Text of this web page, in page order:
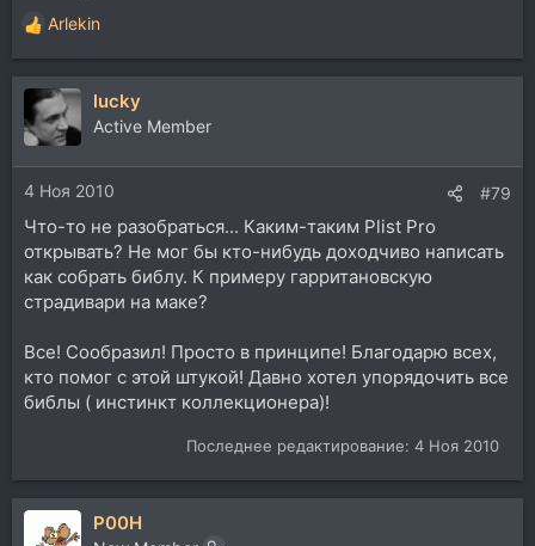
Р
е
а
ц
и
и
:
Arlekin
lucky
Active Member
4 Ноя 2010 #79
Что-то не разобраться... Каким-таким Plist Pro
открывать? Не мог бы кто-нибудь доходчиво написать
как собрать библу. К примеру гарритановскую
страдивари на маке?
Все! Сообразил! Просто в принципе! Благодарю всех,
кто помог с этой штукой! Давно хотел упорядочить все
библы ( инстинкт коллекционера)!
Последнее редактирование: 4 Ноя 2010
P00H